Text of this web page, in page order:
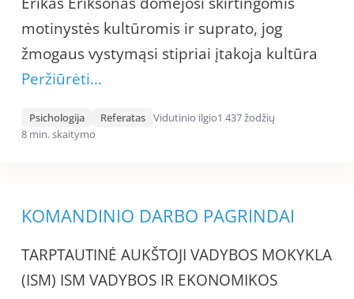
motinystės kultūromis ir suprato, jog
žmogaus vystymąsi stipriai įtakoja kultūra
Peržiūrėti…
Psichologija Referatas Vidutinio ilgio1 437 žodžių
8 min. skaitymo
KOMANDINIO DARBO PAGRINDAI
TARPTAUTINĖ AUKŠTOJI VADYBOS MOKYKLA
(ISM) ISM VADYBOS IR EKONOMIKOS